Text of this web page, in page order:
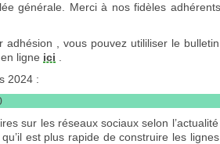
générale. Merci à nos fidèles
, vous pouvez utililiser le
ligne ici
2024 :
sur les réseaux sociaux selon
est plus rapide de construire les